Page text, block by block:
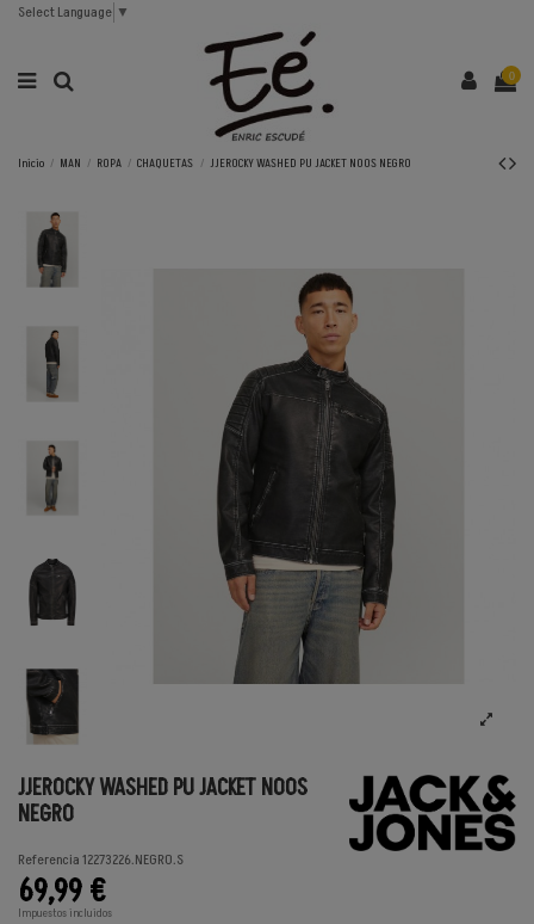
Select Language ▼
0
Inicio MAN ROPA CHAQUETAS JJEROCKY WASHED PU JACKET NOOS NEGRO
JJEROCKY WASHED PU JACKET NOOS
NEGRO
Referencia12273226.NEGRO.S
69,99 €
Impuestos incluidos